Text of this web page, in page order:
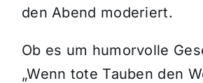
den Abend moderiert.
Ob es um humorvolle
„Wenn tote Tauben den